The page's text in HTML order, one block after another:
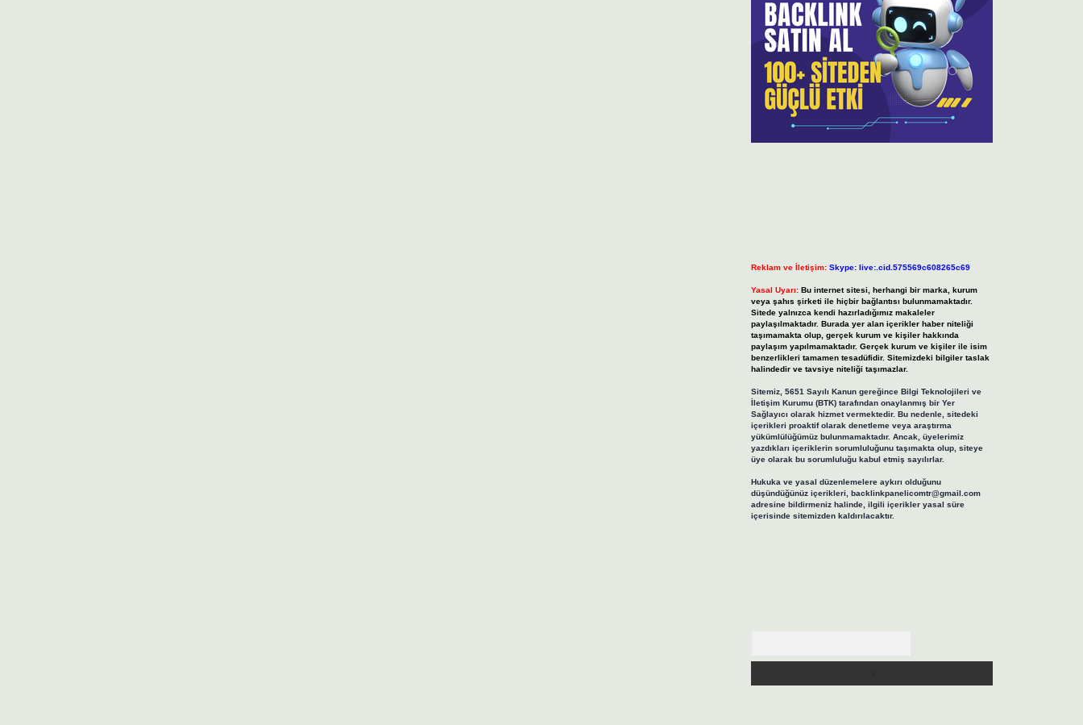
Reklam ve İletişim: Skype: live:.cid.575569c608265c69
Yasal Uyarı: Bu internet sitesi, herhangi bir marka, kurum
veya şahıs şirketi ile hiçbir bağlantısı bulunmamaktadır.
Sitede yalnızca kendi hazırladığımız makaleler
paylaşılmaktadır. Burada yer alan içerikler haber niteliği
taşımamakta olup, gerçek kurum ve kişiler hakkında
paylaşım yapılmamaktadır. Gerçek kurum ve kişiler ile isim
benzerlikleri tamamen tesadüfidir. Sitemizdeki bilgiler taslak
halindedir ve tavsiye niteliği taşımazlar.
Sitemiz, 5651 Sayılı Kanun gereğince Bilgi Teknolojileri ve
İletişim Kurumu (BTK) tarafından onaylanmış bir Yer
Sağlayıcı olarak hizmet vermektedir. Bu nedenle, sitedeki
içerikleri proaktif olarak denetleme veya araştırma
yükümlülüğümüz bulunmamaktadır. Ancak, üyelerimiz
yazdıkları içeriklerin sorumluluğunu taşımakta olup, siteye
üye olarak bu sorumluluğu kabul etmiş sayılırlar.
Hukuka ve yasal düzenlemelere aykırı olduğunu
düşündüğünüz içerikleri, backlinkpanelicomtr@gmail.com
adresine bildirmeniz halinde, ilgili içerikler yasal süre
içerisinde sitemizden kaldırılacaktır.